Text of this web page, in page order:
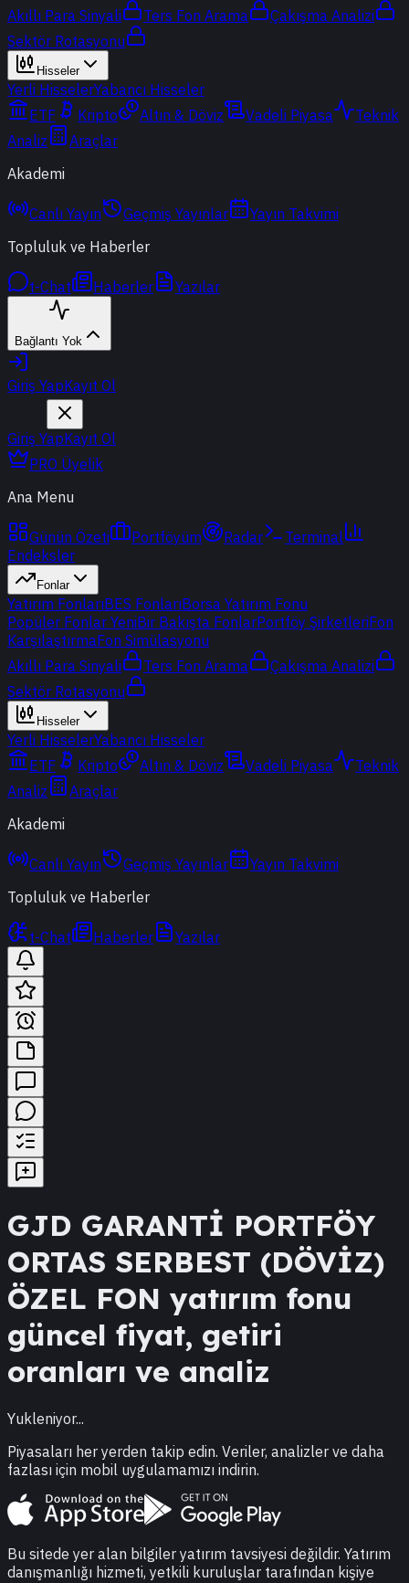
Akıllı Para Sinyali
Ters Fon Arama
Çakışma Analizi
Sektör Rotasyonu
Hisseler
Yerli HisselerYabancı Hisseler
ETF
Kripto Altın & Döviz Vadeli Piyasa
Teknik
Analiz
Araçlar
Akademi
Canlı Yayın Geçmiş Yayınlar
Yayın Takvimi
Topluluk ve Haberler
t-Chat Haberler Yazılar
Bağlantı Yok
Giriş YapKayıt Ol
Giriş YapKayıt Ol
PRO Üyelik
Ana Menu
Günün Özeti Portföyüm Radar
Terminal
Endeksler
Fonlar
Yatırım FonlarıBES FonlarıBorsa Yatırım Fonu
Popüler Fonlar YeniBir Bakışta FonlarPortföy ŞirketleriFon
KarşılaştırmaFon Simülasyonu
Akıllı Para Sinyali
Ters Fon Arama
Çakışma Analizi
Sektör Rotasyonu
Hisseler
Yerli HisselerYabancı Hisseler
ETF
Kripto Altın & Döviz Vadeli Piyasa
Teknik
Analiz
Araçlar
Akademi
Canlı Yayın Geçmiş Yayınlar
Yayın Takvimi
Topluluk ve Haberler
t-Chat Haberler Yazılar
GJD GARANTİ PORTFÖY
ORTAS SERBEST (DÖVİZ)
ÖZEL FON yatırım fonu
güncel fiyat, getiri
oranları ve analiz
Yukleniyor...
Piyasaları her yerden takip edin. Veriler, analizler ve daha
fazlası için mobil uygulamamızı indirin.
Bu sitede yer alan bilgiler yatırım tavsiyesi değildir. Yatırım
danışmanlığı hizmeti, yetkili kuruluşlar tarafından kişiye